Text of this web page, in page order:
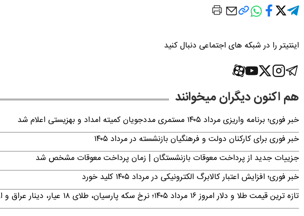
اینتیتر را در شبکه های اجتماعی دنبال کنید
هم اکنون دیگران میخوانند
خبر فوری؛ برنامه واریزی مرداد ۱۴۰۵ مستمری مددجویان کمیته امداد و بهزیستی اعلام شد
خبر فوری برای کارکنان دولت و فرهنگیان بازنشسته در مرداد ۱۴۰۵
جزییات جدید از پرداخت معوقات بازنشستگان | زمان پرداخت معوقات مشخص شد
خبر فوری؛ افزایش اعتبار کالابرگ الکترونیکی در مرداد ۱۴۰۵ کلید خورد
تازه ترین قیمت طلا و دلار امروز ۱۶ مرداد ۱۴۰۵؛ نرخ سکه پارسیان، طلای ۱۸ عیار، دینار عراق و ارز دیجیتال +جدول (آنلاین)